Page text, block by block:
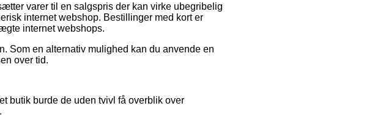
varer til en salgspris der kan virke ubegribelig
internet webshop. Bestillinger med kort er
internet webshops.
Som en alternativ mulighed kan du anvende en
over tid.
butik burde de uden tvivl få overblik over